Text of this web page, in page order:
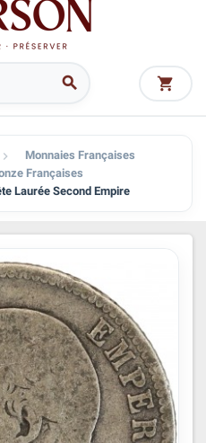
 
 Monnaies Françaises
Françaises
Laurée Second Empire